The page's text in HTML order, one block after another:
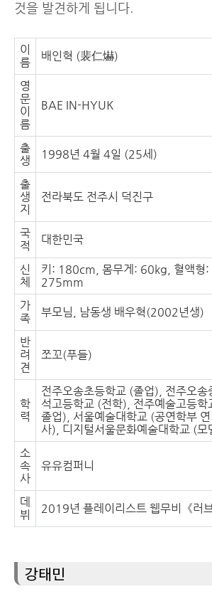
것을 발견하게 됩니다.
이
름
배인혁 (裴仁爀)
영
문
이
름
BAE IN-HYUK
출
생
1998년 4월 4일 (25세)
출
생
지
전라북도 전주시 덕진구
국
적
대한민국
신
체
키: 180cm, 몸무게: 60kg, 혈액형:
275mm
가
족
부모님, 남동생 배우혁(2002년생)
반
려
견
쪼꼬(푸들)
학
력
전주오송초등학교 (졸업), 전주오
석고등학교 (전학), 전주예술고등
졸업), 서울예술대학교 (공연학부
사), 디지털서울문화예술대학교 (모
소
속
사
유유컴퍼니
데
뷔
2019년 플레이리스트 웹무비《러브
강태민